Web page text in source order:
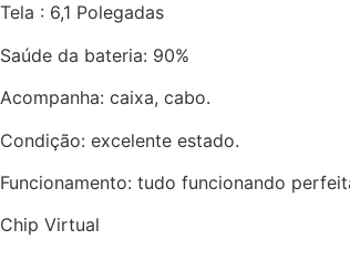
Tela : 6,1 Polegadas
Saúde da bateria: 90%
Acompanha: caixa, cabo.
Condição: excelente estado.
Funcionamento: tudo funcionando
Chip Virtual